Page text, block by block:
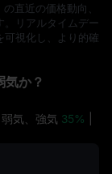
直近の価格動向、
。リアルタイムデー
可視化し、より的確
か？
気、強気 35%